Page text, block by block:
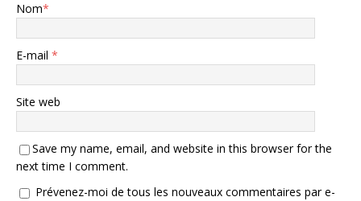
Nom*
E-mail *
Site web
Save my name, email, and website in this browser for the
next time I comment.
Prévenez-moi de tous les nouveaux commentaires par e-